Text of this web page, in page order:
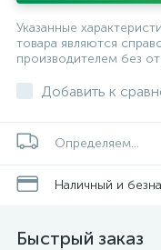
Указанные
товара являются
производителем без
Добавить к
Определяем...
Наличный и
Быстрый заказ